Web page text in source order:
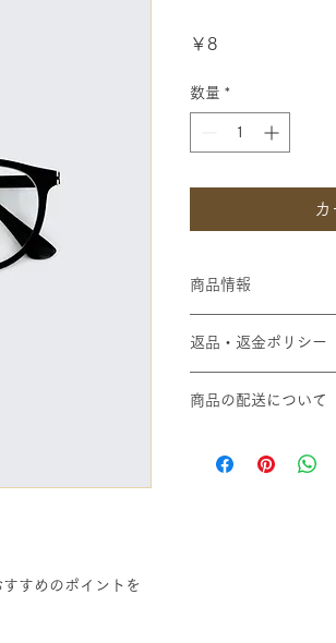
すめのポイントを
￥8価
数量 *
商品情報
明に加え、商品の特
しましょう。
返品・返金ポリシー
満足しなかった場合
顧客からの信頼を獲
だけます。
商品の配送について
する情報を入力して